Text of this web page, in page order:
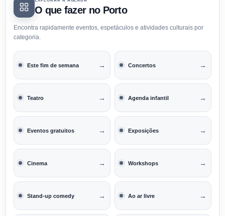
O que fazer no Porto
Encontra rapidamente eventos, espetáculos e atividades culturais por
categoria.
Este fim de semana → Concertos →
Teatro → Agenda infantil →
Eventos gratuitos → Exposições →
Cinema → Workshops →
Stand-up comedy → Ao ar livre →